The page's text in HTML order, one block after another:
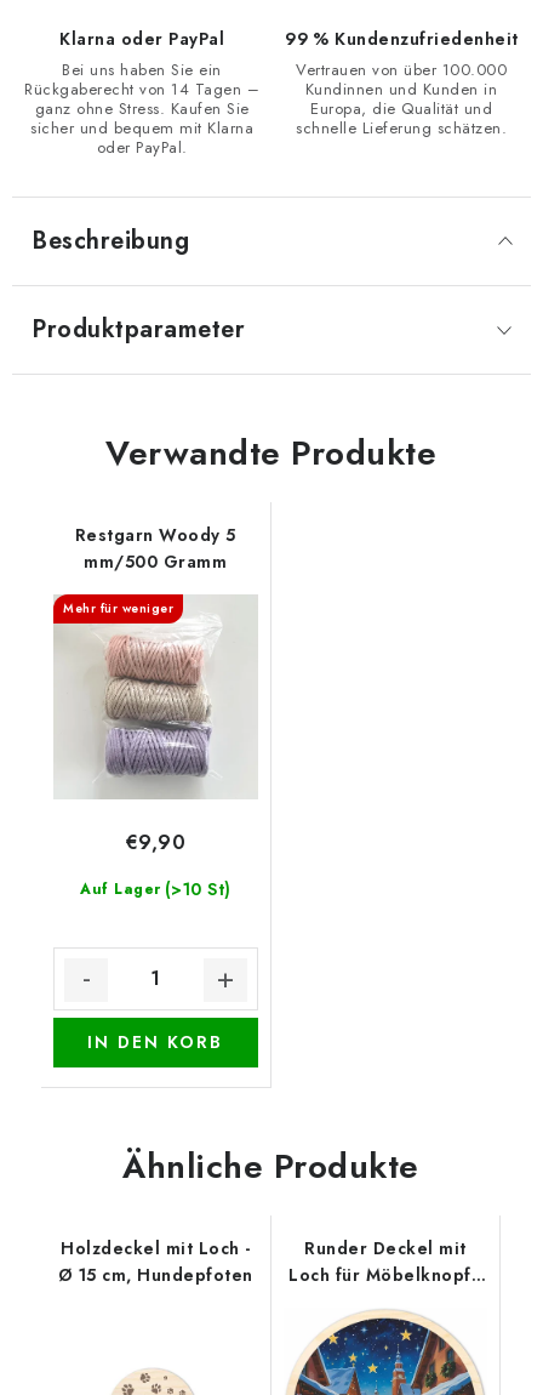
Klarna oder PayPal
Bei uns haben Sie ein
Rückgaberecht von 14 Tagen –
ganz ohne Stress. Kaufen Sie
sicher und bequem mit Klarna
oder PayPal.
99 % Kundenzufriedenheit
Vertrauen von über 100.000
Kundinnen und Kunden in
Europa, die Qualität und
schnelle Lieferung schätzen.
Beschreibung
Produktparameter
Verwandte Produkte
Restgarn Woody 5
mm/500 Gramm
Mehr für weniger
Auf Lager (>10 St)
€9,90
IN DEN KORB
Ähnliche Produkte
Holzdeckel mit Loch -
Ø 15 cm, Hundepfoten
Runder Deckel mit
Loch für Möbelknopf -